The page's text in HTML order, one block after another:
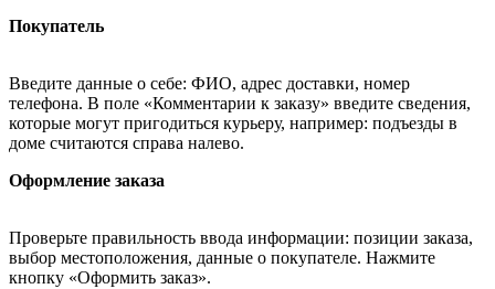
Покупатель
Введите данные о себе: ФИО, адрес доставки, номер
телефона. В поле «Комментарии к заказу» введите сведения,
которые могут пригодиться курьеру, например: подъезды в
доме считаются справа налево.
Оформление заказа
Проверьте правильность ввода информации: позиции заказа,
выбор местоположения, данные о покупателе. Нажмите
кнопку «Оформить заказ».